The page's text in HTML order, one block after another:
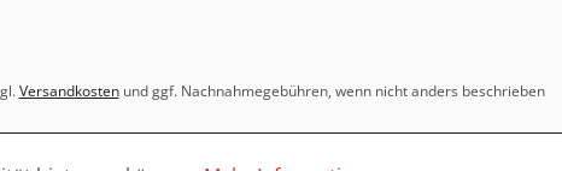
Versandkostenund ggf. Nachnahmegebühren, wenn nicht anders beschrieben